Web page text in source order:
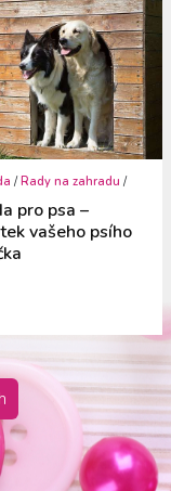
/ Rady na zahradu /
pro psa –
vašeho psího